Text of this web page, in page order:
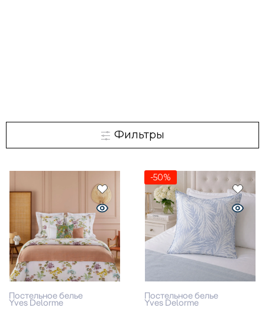
Фильтры
Постельное белье
Yves Delorme
-50%
Постельное белье
Yves Delorme